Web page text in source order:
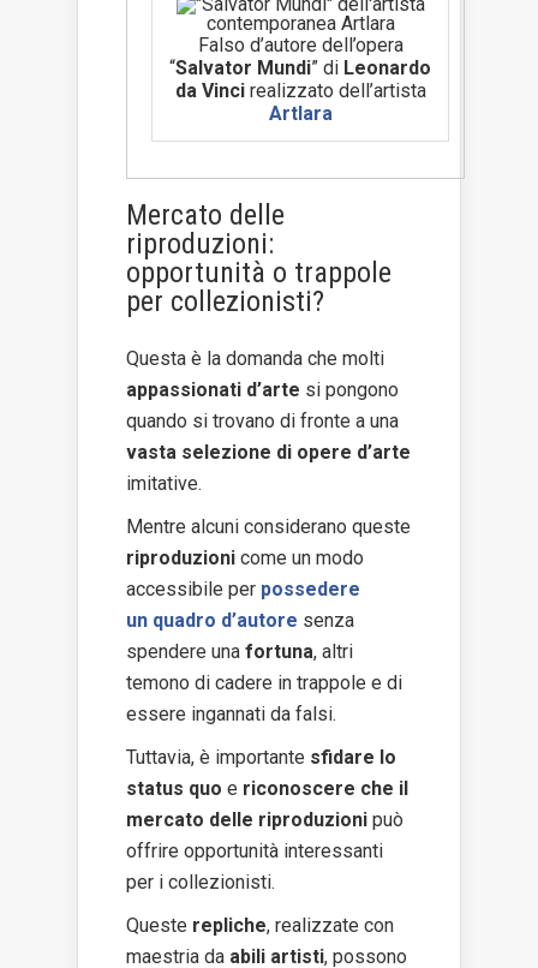
Falso d’autore dell’opera
“Salvator Mundi” di Leonardo
da Vinci realizzato dell’artista
Artlara
Mercato delle
riproduzioni:
opportunità o trappole
per collezionisti?
Questa è la domanda che molti
appassionati d’arte si pongono
quando si trovano di fronte a una
vasta selezione di opere d’arte
imitative.
Mentre alcuni considerano queste
riproduzioni come un modo
accessibile per possedere
un quadro d’autore senza
spendere una fortuna, altri
temono di cadere in trappole e di
essere ingannati da falsi.
Tuttavia, è importante sfidare lo
status quo e riconoscere che il
mercato delle riproduzioni può
offrire opportunità interessanti
per i collezionisti.
Queste repliche, realizzate con
maestria da abili artisti, possono